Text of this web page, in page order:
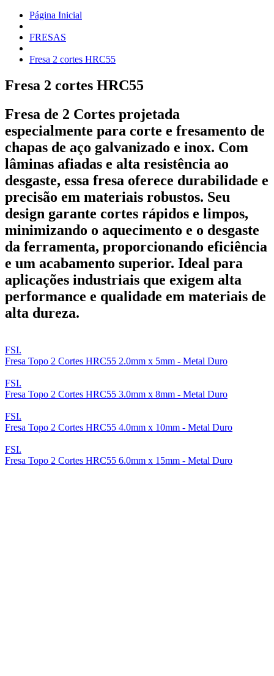
Página Inicial
FRESAS
Fresa 2 cortes HRC55
Fresa 2 cortes HRC55
Fresa de 2 Cortes projetada
especialmente para corte e fresamento de
chapas de aço galvanizado e inox. Com
lâminas afiadas e alta resistência ao
desgaste, essa fresa oferece durabilidade e
precisão em materiais robustos. Seu
design garante cortes rápidos e limpos,
minimizando o aquecimento e o desgaste
da ferramenta, proporcionando eficiência
e um acabamento superior. Ideal para
aplicações industriais que exigem alta
performance e qualidade em materiais de
alta dureza.
FSI.
Fresa Topo 2 Cortes HRC55 2.0mm x 5mm - Metal Duro
FSI.
Fresa Topo 2 Cortes HRC55 3.0mm x 8mm - Metal Duro
FSI.
Fresa Topo 2 Cortes HRC55 4.0mm x 10mm - Metal Duro
FSI.
Fresa Topo 2 Cortes HRC55 6.0mm x 15mm - Metal Duro